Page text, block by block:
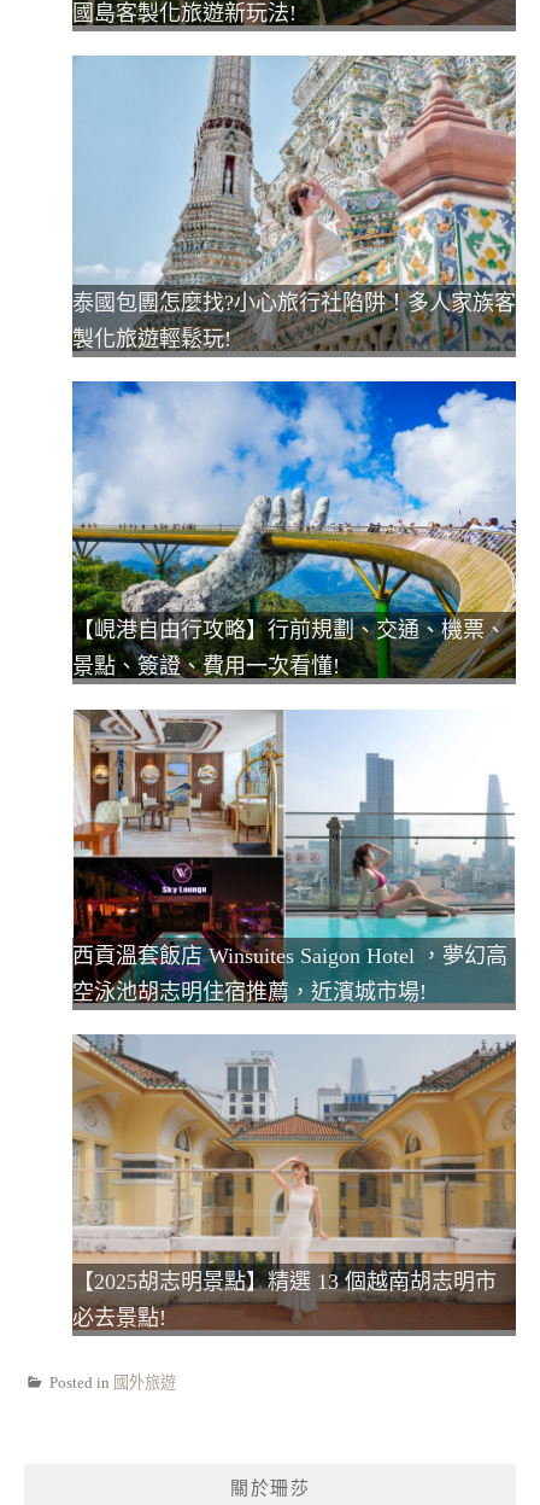
國島客製化旅遊新玩法!
泰國包團怎麼找?小心旅行社陷阱！多人家族客
製化旅遊輕鬆玩!
【峴港自由行攻略】行前規劃、交通、機票、
景點、簽證、費用一次看懂!
西貢溫套飯店 Winsuites Saigon Hotel ，夢幻高
空泳池胡志明住宿推薦，近濱城市場!
【2025胡志明景點】精選 13 個越南胡志明市
必去景點!
Posted in 國外旅遊
關於珊莎